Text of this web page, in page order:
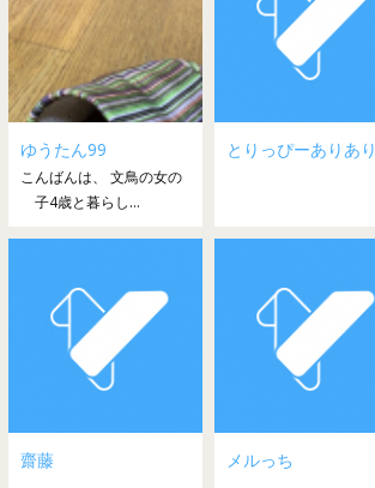
ゆうたん99
こんばんは、 文鳥の女の
子4歳と暮らし...
とりっぴーありあり
齋藤 メルっち